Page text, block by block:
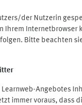
der Nutzerin
Ihrem
Bitte beachten
Angebotes
immer voraus, dass